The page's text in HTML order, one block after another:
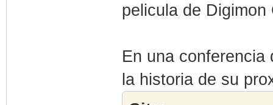
pelicula de Digimon
En una conferencia
la historia de su